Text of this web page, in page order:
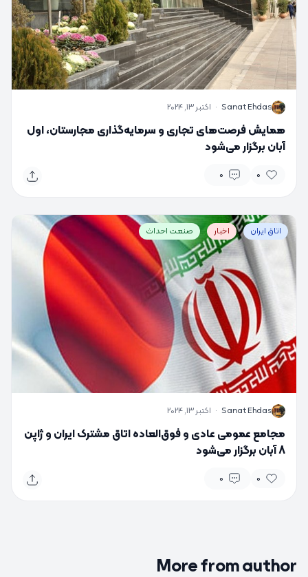
S
Sanat Ehdas
· اکتبر 13, 2024
همایش فرصت‌های تجاری و سرمایه‌گذاری مجارستان، اول
آبان برگزار می‌شود
0
0
اتاق ایران اخبار صنعت احداث
S
Sanat Ehdas
· اکتبر 13, 2024
مجامع عمومی عادی و فوق‌العاده اتاق مشترک ایران و ژاپن
8 آبان برگزار می‌شود
0
0
More from author